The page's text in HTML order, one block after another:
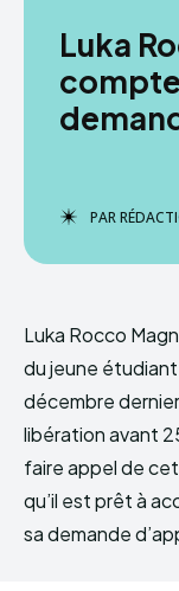
Luka
PAR
Luka Rocco
du jeune
décembre
libération avant
faire appel de
qu’il est prêt à
sa demande